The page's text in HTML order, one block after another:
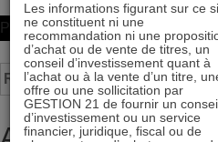
Posted inNon classifié(e) Leave
Rechercher :
Les informations figurant sur ce
ne constituent ni une
recommandation ni une
d’achat ou de vente de titres, un
conseil d’investissement quant à
l’achat ou à la vente d’un titre,
offre ou une sollicitation par
GESTION 21 de fournir un
d’investissement ou un service
financier, juridique, fiscal ou de